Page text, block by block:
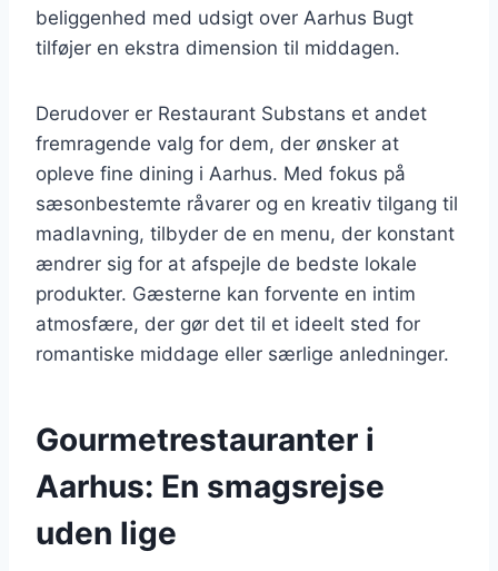
beliggenhed med udsigt over Aarhus Bugt
tilføjer en ekstra dimension til middagen.
Derudover er Restaurant Substans et andet
fremragende valg for dem, der ønsker at
opleve fine dining i Aarhus. Med fokus på
sæsonbestemte råvarer og en kreativ tilgang til
madlavning, tilbyder de en menu, der konstant
ændrer sig for at afspejle de bedste lokale
produkter. Gæsterne kan forvente en intim
atmosfære, der gør det til et ideelt sted for
romantiske middage eller særlige anledninger.
Gourmetrestauranter i
Aarhus: En smagsrejse
uden lige